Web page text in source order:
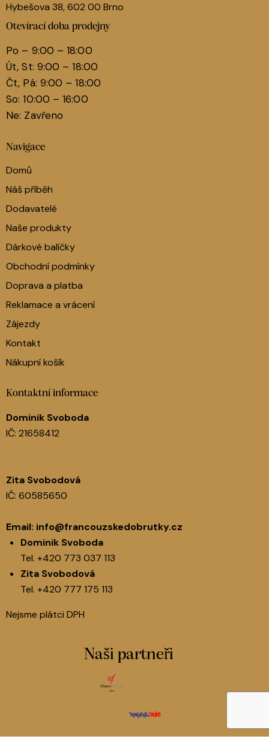
Hybešova 38, 602 00 Brno
Otevírací doba prodejny
Po – 9:00 – 18:00
Út, St: 9:00 – 18:00
Čt, Pá: 9:00 – 18:00
So: 10:00 – 16:00
Ne: Zavřeno
Navigace
Domů
Náš příběh
Dodavatelé
Naše produkty
Dárkové balíčky
Obchodní podmínky
Doprava a platba
Reklamace a vrácení
Zájezdy
Kontakt
Nákupní košík
Kontaktní informace
Dominik Svoboda
IČ: 21658412
Zita Svobodová
IČ: 60585650
Email: info@francouzskedobrutky.cz
Dominik Svoboda
Tel. +420 773 037 113
Zita Svobodová
Tel. +420 777 175 113
Nejsme plátci DPH
Naši partneři